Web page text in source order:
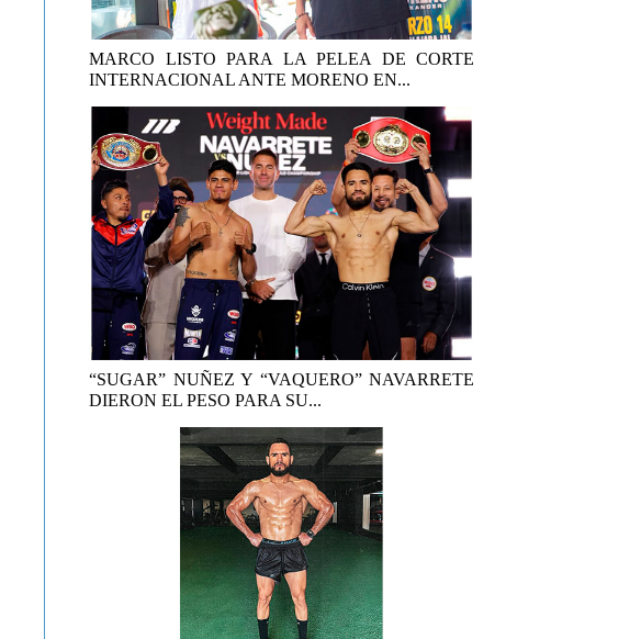
MARCO LISTO PARA LA PELEA DE CORTE
INTERNACIONAL ANTE MORENO EN...
“SUGAR” NUÑEZ Y “VAQUERO” NAVARRETE
DIERON EL PESO PARA SU...